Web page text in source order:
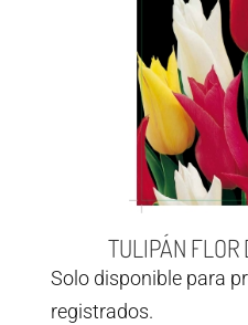
TULIPÁN FLOR
Solo disponible para
registrados.